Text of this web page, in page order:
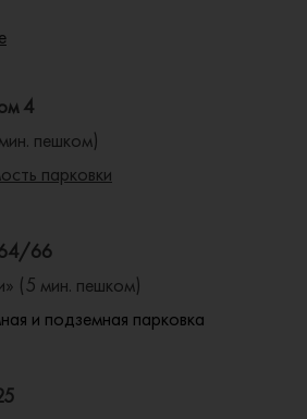
4
пешком)
парковки
64/66
(5 мин. пешком)
и подземная парковка